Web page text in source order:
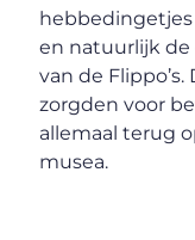
hebbedingetjes
en natuurlijk
van de
zorgden voor
allemaal terug
musea.